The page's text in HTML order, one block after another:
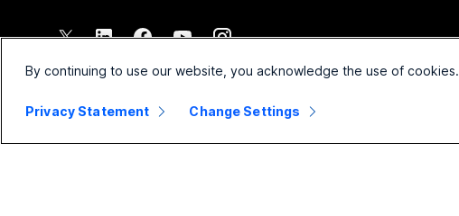
2026 Cisco i/ili povezana pravna lica. Sva prava zadržana.
By continuing to use our website, you acknowledge the use of cookies.
Privacy Statement Change Settings